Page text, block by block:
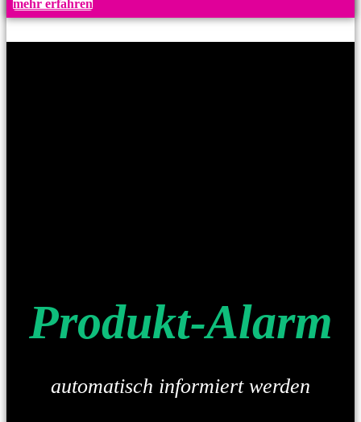
mehr erfahren
Produkt-Alarm
automatisch informiert werden